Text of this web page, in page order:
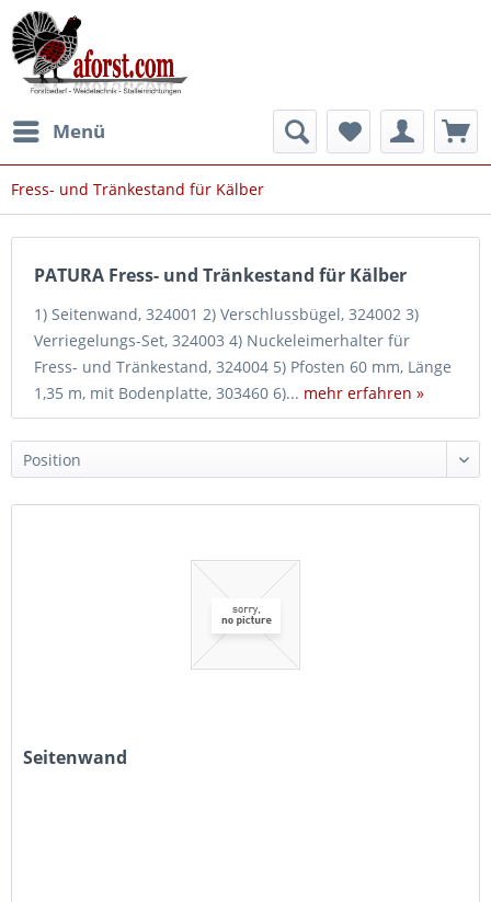
Menü
Fress- und Tränkestand für Kälber
PATURA Fress- und Tränkestand für Kälber
1) Seitenwand, 324001 2) Verschlussbügel, 324002 3)
Verriegelungs-Set, 324003 4) Nuckeleimerhalter für
Fress- und Tränkestand, 324004 5) Pfosten 60 mm, Länge
1,35 m, mit Bodenplatte, 303460 6)... mehr erfahren »
Seitenwand